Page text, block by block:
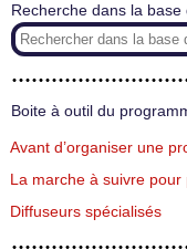
Recherche dans la base
Boite à outil du
Avant d’organiser une
La marche à suivre
Diffuseurs spécialisés